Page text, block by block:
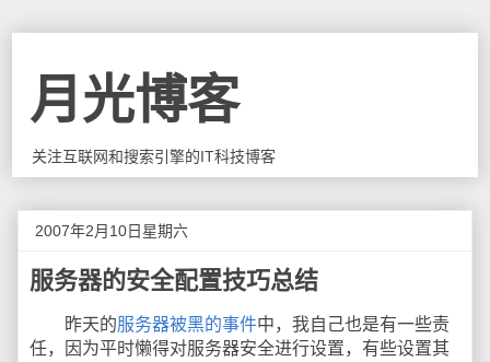
月光博客
关注互联网和搜索引擎的IT科技博客
2007年2月10日星期六
服务器的安全配置技巧总结
昨天的服务器被黑的事件中，我自己也是有一些责
任，因为平时懒得对服务器安全进行设置，有些设置其